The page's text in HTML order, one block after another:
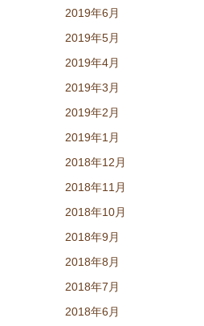
2019年6月
2019年5月
2019年4月
2019年3月
2019年2月
2019年1月
2018年12月
2018年11月
2018年10月
2018年9月
2018年8月
2018年7月
2018年6月